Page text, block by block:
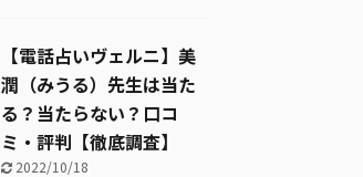
【電話占いヴェルニ】美
潤（みうる）先生は当た
る？当たらない？口コ
ミ・評判【徹底調査】
2022/10/18